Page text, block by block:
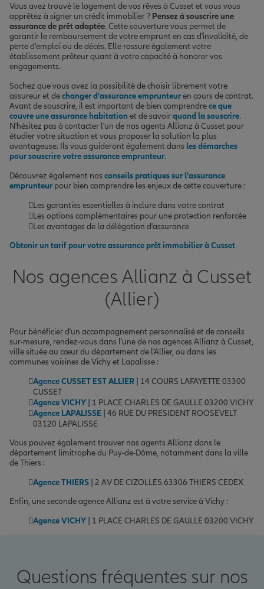
Vous avez trouvé le logement de vos rêves à Cusset et vous vous
apprêtez à signer un crédit immobilier ? Pensez à souscrire une
assurance de prêt adaptée. Cette couverture vous permet de
garantir le remboursement de votre emprunt en cas d'invalidité, de
perte d'emploi ou de décès. Elle rassure également votre
établissement prêteur quant à votre capacité à honorer vos
engagements.
Sachez que vous avez la possibilité de choisir librement votre
assureur et dechanger d'assurance emprunteuren cours de contrat.
Avant de souscrire, il est important de bien comprendrece que
couvre une assurance habitation et de savoirquand la souscrire.
N'hésitez pas à contacter l'un de nos agents Allianz à Cusset pour
étudier votre situation et vous proposer la solution la plus
avantageuse. Ils vous guideront également dans les démarches
pour souscrire votre assurance emprunteur.
Découvrez également nos conseils pratiques sur l'assurance
emprunteur pour bien comprendre les enjeux de cette couverture :
Les garanties essentielles à inclure dans votre contrat
Les options complémentaires pour une protection renforcée
Les avantages de la délégation d'assurance
Obtenir un tarif pour votre assurance prêt immobilier à Cusset
Nos agences Allianz à Cusset
(Allier)
Pour bénéficier d'un accompagnement personnalisé et de conseils
sur-mesure, rendez-vous dans l'une de nos agences Allianz à Cusset,
ville située au cœur du département de l'Allier, ou dans les
communes voisines de Vichy et Lapalisse :
Agence CUSSET EST ALLIER | 14 COURS LAFAYETTE 03300
CUSSET
Agence VICHY | 1 PLACE CHARLES DE GAULLE 03200 VICHY
Agence LAPALISSE | 46 RUE DU PRESIDENT ROOSEVELT
03120 LAPALISSE
Vous pouvez également trouver nos agents Allianz dans le
département limitrophe du Puy-de-Dôme, notamment dans la ville
de Thiers :
Agence THIERS | 2 AV DE CIZOLLES 63306 THIERS CEDEX
Enfin, une seconde agence Allianz est à votre service à Vichy :
Agence VICHY | 1 PLACE CHARLES DE GAULLE 03200 VICHY
Questions fréquentes sur nos